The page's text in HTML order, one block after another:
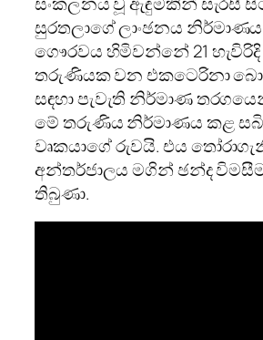
සුරතලාගේ ලාංඡනය
ගෞරවය හිමිවන්නේ 21
තරුණියක වන එකටෙරිනා
සඳහා පැවැති නිර්මාණ
මේ තරුණිය නිර්මාණය කළ
වෘකයාගේ රුවයි. එය
අන්තර්ජාලය මගින් ඡන්ද
තිබුණා.